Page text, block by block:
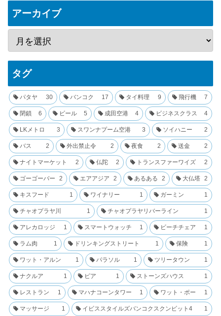
アーカイブ
タグ
パタヤ 30 バンコク 17 タイ料理 9 飛行機 7
閉鎖 6 ビール 5 成田空港 4 ビジネスクラス 4
LKメトロ 3 スワンナプーム空港 3 ソイハニー 2
バス 2 外出禁止令 2 夜食 2 送金 2
ナイトマーケット 2 仏陀 2 トランスファーワイズ 2
ゴーゴーバー 2 エアアジア 2 あるある 2 大仏塔 2
キスフード 1 ワイナリー 1 ガーミン 1
チャオプラヤ川 1 チャオプラヤリバーライン 1
アレカロッジ 1 スマートウォッチ 1 ビーチチェア 1
ラム肉 1 ドリンキングストリート 1 保険 1
ワット・アルン 1 パラソル 1 ツリータウン 1
ナクルア 1 ピア 1 ストーンズハウス 1
レストラン 1 マハナコーンタワー 1 ワット・ポー 1
マッサージ 1 イビススタイルズバンコクスクンビット4 1